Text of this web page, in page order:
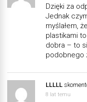
Dzięki za
Jednak
myślałem,
plastikami
dobra – to
podobnego
LLLLL
8 lat temu